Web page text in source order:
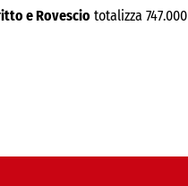
e Rovescio totalizza